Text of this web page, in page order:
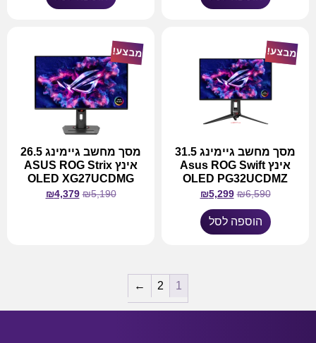
מבצע!
מסך מחשב גיימינג 31.5
אינץ Asus ROG Swift
OLED PG32UCDMZ
₪6,590
₪5,299
הוספה לסל
מבצע!
מסך מחשב גיימינג 26.5
אינץ ASUS ROG Strix
OLED XG27UCDMG
₪5,190
₪4,379
1
2
←